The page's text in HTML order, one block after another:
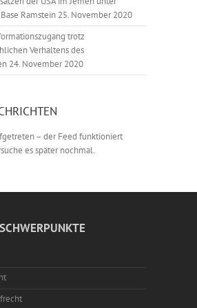
Ramstein 25. November 2020
trotz
Verhaltens des
24. November 2020
– der Feed funktioniert
es später nochmal.